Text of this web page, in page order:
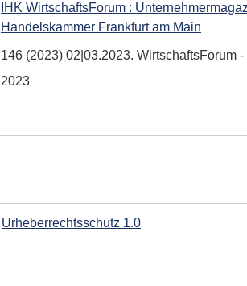
IHK WirtschaftsForum :
Handelskammer Frankfurt am Main
146 (2023) 02|03.2023. WirtschaftsForum
2023
Urheberrechtsschutz 1.0